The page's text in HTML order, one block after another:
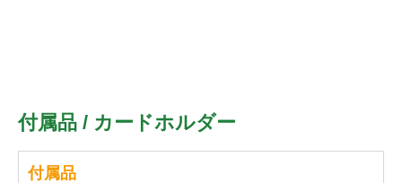
付属品 / カードホルダー
付属品